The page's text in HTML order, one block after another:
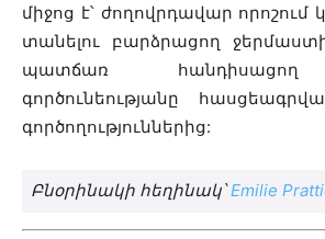
միջոց է՝ ժողովրդավար որոշում
տանելու բարձրացող
պատճառ հանդիսացող
գործունեությանը
գործողություններից:
Բնօրինակի հեղինակ՝Emilie